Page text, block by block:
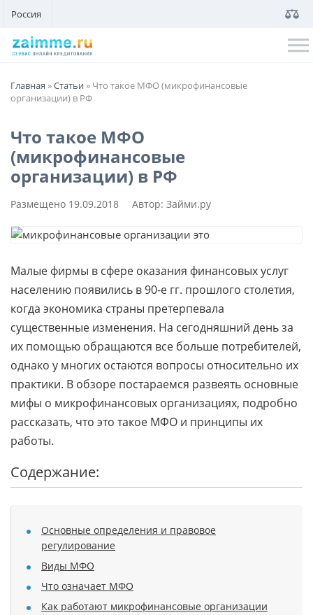
Россия
Главная »Статьи » Что такое МФО (микрофинансовые
организации) в РФ
Что такое МФО
(микрофинансовые
организации) в РФ
Размещено 19.09.2018 Автор: Займи.ру
Малые фирмы в сфере оказания финансовых услуг
населению появились в 90-е гг. прошлого столетия,
когда экономика страны претерпевала
существенные изменения. На сегодняшний день за
их помощью обращаются все больше потребителей,
однако у многих остаются вопросы относительно их
практики. В обзоре постараемся развеять основные
мифы о микрофинансовых организациях, подробно
рассказать, что это такое МФО и принципы их
работы.
Содержание:
Основные определения и правовое
регулирование
Виды МФО
Что означает МФО
Как работают микрофинансовые организации